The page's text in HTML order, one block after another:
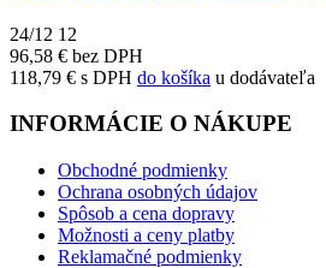
24/12 12
96,58 € bez DPH
118,79 € s DPH do košíka u dodávateľa
INFORMÁCIE O NÁKUPE
Obchodné podmienky
Ochrana osobných údajov
Spôsob a cena dopravy
Možnosti a ceny platby
Reklamačné podmienky